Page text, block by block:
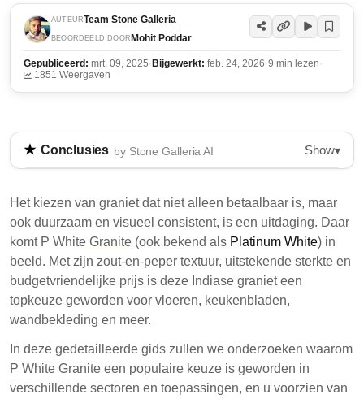
AUTEURTeam Stone Galleria
BEOORDEELD DOOR Mohit Poddar
Gepubliceerd: mrt. 09, 2025· Bijgewerkt: feb. 24, 2026·9 min lezen·
1851 Weergaven
Conclusies by Stone Galleria AI Show▾
duurzame en betaalbare graniet die wordt gewonnen
in Rajasthan, India. Het consistente zout-en-peper
uiterlijk maakt het geschikt voor verschillende
toepassingen, waaronder aanrechtbladen en vloeren.
De graniet is budgetvriendelijk en veelzijdig,
aantrekkelijk voor zowel residentiële als commerciële
projecten.
donkere vlekken, wat zorgt voor een uniforme
uitstraling.
Het kiezen van graniet dat niet alleen betaalbaar is, maar
ook duurzaam en visueel consistent, is een uitdaging. Daar
komt P White Granite (ook bekend als Platinum White) in
beeld. Met zijn zout-en-peper textuur, uitstekende sterkte en
budgetvriendelijke prijs is deze Indiase graniet een
topkeuze geworden voor vloeren, keukenbladen,
wandbekleding en meer.
In deze gedetailleerde gids zullen we onderzoeken waarom
P White Granite een populaire keuze is geworden in
verschillende sectoren en toepassingen, en u voorzien van